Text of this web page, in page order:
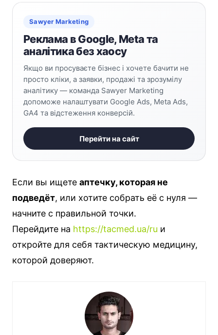
Sawyer Marketing
Реклама в Google, Meta та
аналітика без хаосу
Якщо ви просуваєте бізнес і хочете бачити не
просто кліки, а заявки, продажі та зрозумілу
аналітику — команда Sawyer Marketing
допоможе налаштувати Google Ads, Meta Ads,
GA4 та відстеження конверсій.
Перейти на сайт
Если вы ищете аптечку, которая не
подведёт, или хотите собрать её с нуля —
начните с правильной точки.
Перейдите на https://tacmed.ua/ru и
откройте для себя тактическую медицину,
которой доверяют.